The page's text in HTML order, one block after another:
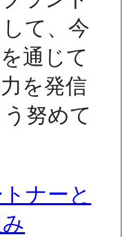
て、今
通じて
を発信
努めて
ナーと